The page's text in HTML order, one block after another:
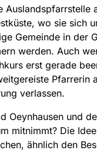
Auslandspfarrstelle
wo sie sich
Gemeinde in der
werden. Auch
erst gerade
Pfarrerin
verlassen.
Oeynhausen und
mitnimmt? Die
ähnlich den